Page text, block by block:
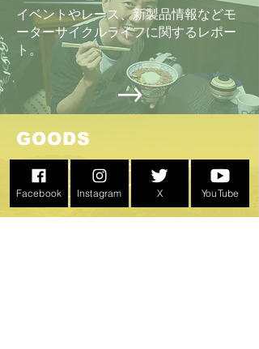
イベントやレース、新製品情報などモ
ーターサイクルライフに関するレポー
ト 。
GOODS
こんなものがあったのか！PEACE RIDE
イベントオリジナルグッズ
​過去のGOODS画像も
Facebook Instagram X YouTube